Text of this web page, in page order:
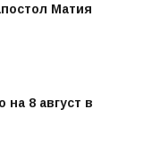
Матия
на 8 август в